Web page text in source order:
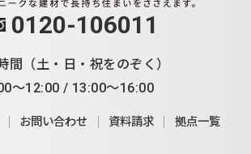
0120-106011
間（土・日・祝をのぞく）
～12:00 / 13:00～16:00
お問い合わせ 資料請求 拠点一覧